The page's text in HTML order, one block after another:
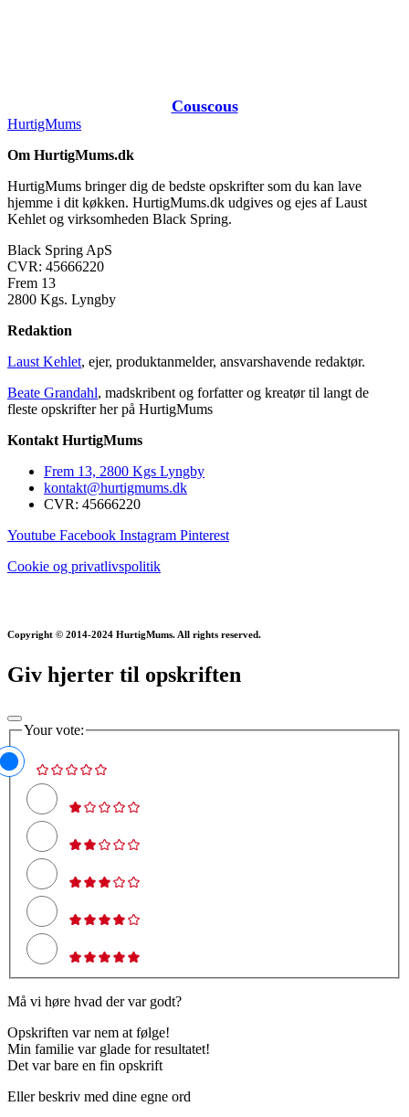
Couscous
HurtigMums
Om HurtigMums.dk
HurtigMums bringer dig de bedste opskrifter som du kan lave
hjemme i dit køkken. HurtigMums.dk udgives og ejes af Laust
Kehlet og virksomheden Black Spring.
Black Spring ApS
CVR: 45666220
Frem 13
2800 Kgs. Lyngby
Redaktion
Laust Kehlet, ejer, produktanmelder, ansvarshavende redaktør.
Beate Grandahl, madskribent og forfatter og kreatør til langt de
fleste opskrifter her på HurtigMums
Kontakt HurtigMums
Frem 13, 2800 Kgs Lyngby
kontakt@hurtigmums.dk
CVR: 45666220
Youtube Facebook Instagram Pinterest
Cookie og privatlivspolitik
Copyright © 2014-2024 HurtigMums. All rights reserved.
Giv hjerter til opskriften
Your vote:
Må vi høre hvad der var godt?
Opskriften var nem at følge!
Min familie var glade for resultatet!
Det var bare en fin opskrift
Eller beskriv med dine egne ord